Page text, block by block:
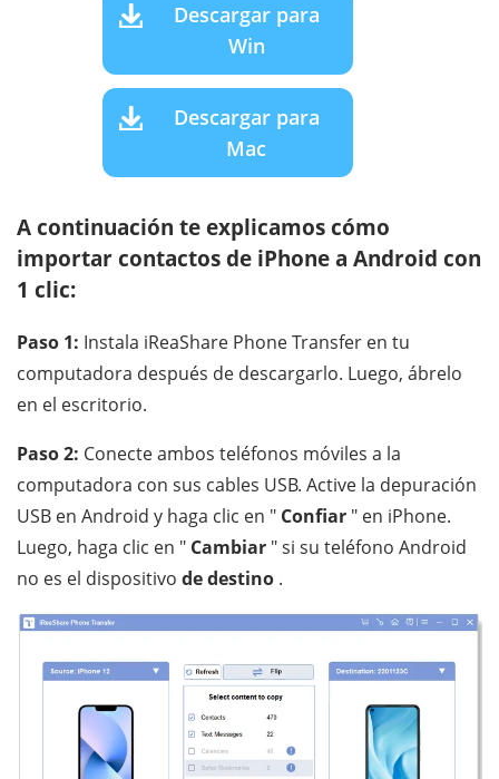
Descargar para
Win
Descargar para
Mac
A continuación te explicamos cómo
importar contactos de iPhone a Android con
1 clic:
Paso 1: Instala iReaShare Phone Transfer en tu
computadora después de descargarlo. Luego, ábrelo
en el escritorio.
Paso 2: Conecte ambos teléfonos móviles a la
computadora con sus cables USB. Active la depuración
USB en Android y haga clic en " Confiar " en iPhone.
Luego, haga clic en " Cambiar " si su teléfono Android
no es el dispositivo de destino .